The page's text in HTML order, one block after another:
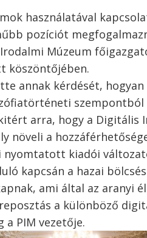
használatával
pozíciót
Múzeum
köszöntőjében.
annak kérdését,
szempontból
arra, hogy a
növeli a
kiadói
kapcsán a hazai
ami által az aranyi
a különböző
a PIM vezetője.